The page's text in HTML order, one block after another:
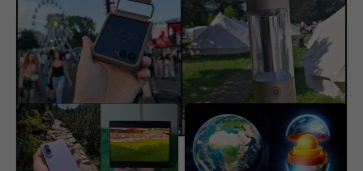
RECENZIA
Samsung
vyrobil takmer najlepší
smartfón. Pokazil ho
však tým najdôležitejším
Vedci tomu nerozumejú.
Jadro Zeme náhle
zmenilo smer